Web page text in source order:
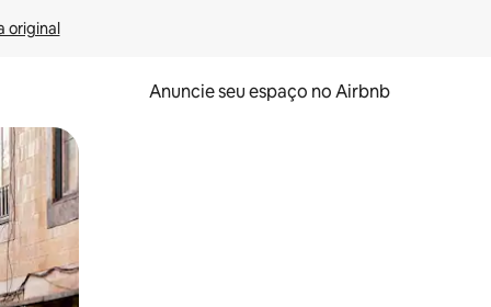
original
Anuncie seu espaço no Airbnb